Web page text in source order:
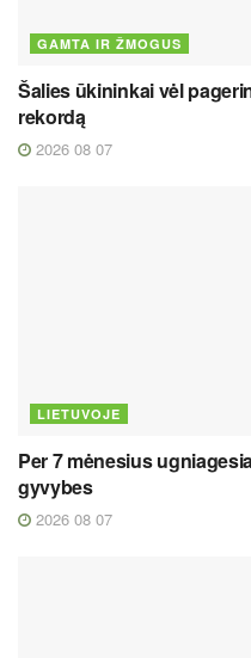
GAMTA IR ŽMOGUS
Šalies ūkininkai vėl
rekordą
2026 08 07
LIETUVOJE
Per 7 mėnesius
gyvybes
2026 08 07